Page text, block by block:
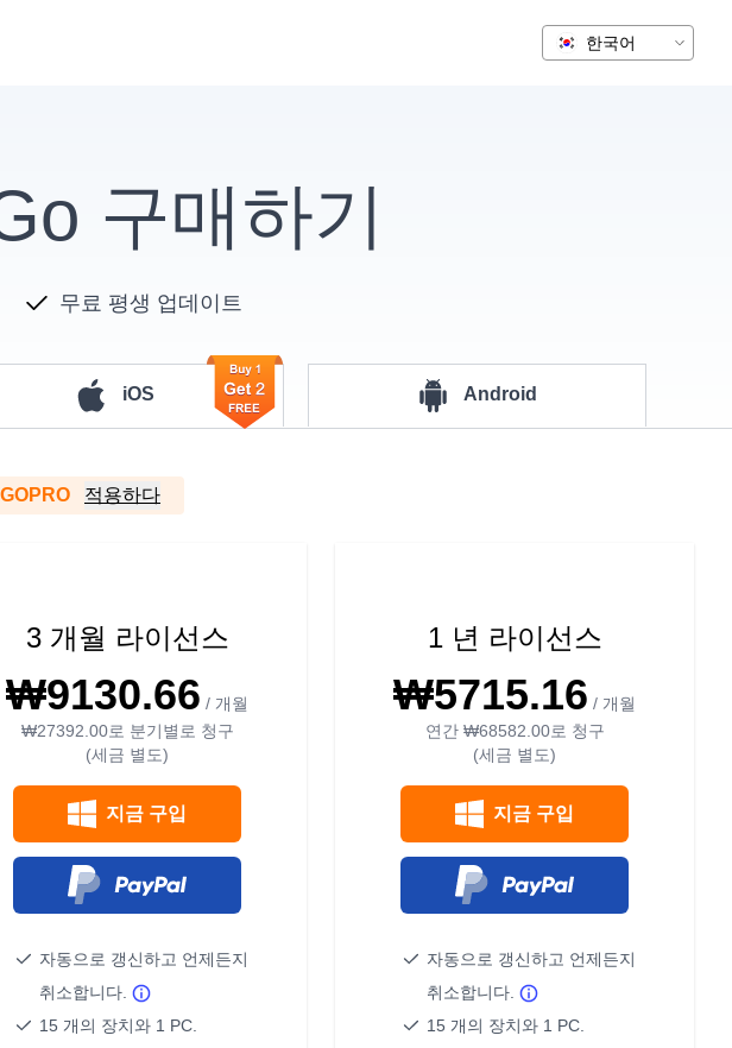
구매하기
무료 평생 업데이트
iOS Android
적용하다
3 개월 라이선스
₩9130.66 / 개월
₩27392.00로 분기별로 청구
(세금 별도)
지금 구입
자동으로 갱신하고 언제든지
취소합니다.
15 개의 장치와 1 PC.
1 년 라이선스
₩5715.16 / 개월
연간 ₩68582.00로 청구
(세금 별도)
지금 구입
자동으로 갱신하고 언제든지
취소합니다.
15 개의 장치와 1 PC.